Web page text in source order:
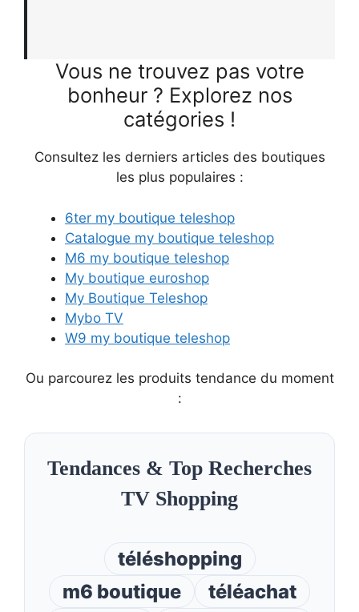
Vous ne trouvez pas votre
bonheur ? Explorez nos
catégories !
Consultez les derniers articles des boutiques
les plus populaires :
6ter my boutique teleshop
Catalogue my boutique teleshop
M6 my boutique teleshop
My boutique euroshop
My Boutique Teleshop
Mybo TV
W9 my boutique teleshop
Ou parcourez les produits tendance du moment
:
Tendances & Top Recherches
TV Shopping
téléshopping
m6 boutique
téléachat